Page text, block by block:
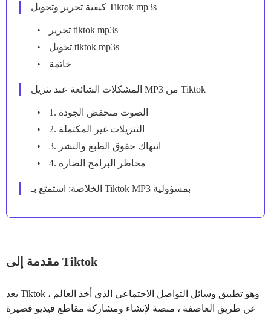
كيفية تحرير وتحويل Tiktok mp3s
تحرير tiktok mp3s
تحويل tiktok mp3s
خاتمة
المشكلات الشائعة عند تنزيل MP3 من Tiktok
1. الصوت منخفض الجودة
2. التنزيلات غير المكتملة
3. انتهاك حقوق الطبع والنشر
4. مخاطر البرامج الضارة
الخلاصة: استمتع بـ Tiktok MP3 بمسؤولية
مقدمة إلى Tiktok
يعد Tiktok ، وهو تطبيق وسائل التواصل الاجتماعي الذي أخذ العالم
عن طريق العاصفة ، منصة لإنشاء ومشاركة مقاطع فيديو قصيرة